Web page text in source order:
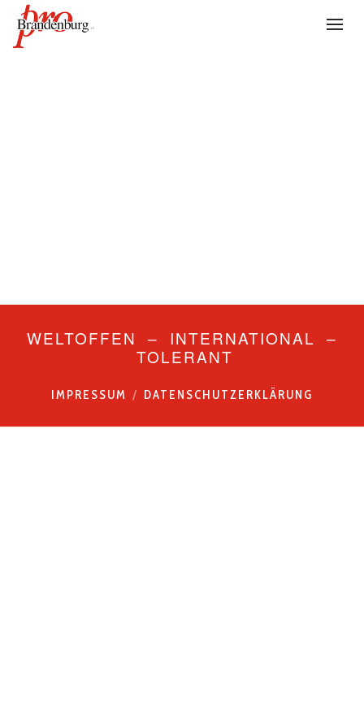
WELTOFFEN – INTERNATIONAL –
TOLERANT
IMPRESSUM DATENSCHUTZERKLÄRUNG